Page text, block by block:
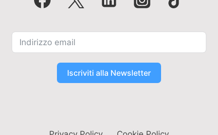
Iscriviti alla Newsletter